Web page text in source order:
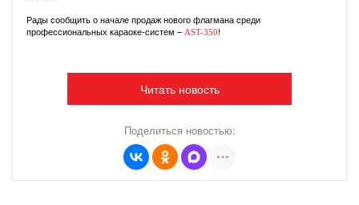
Рады сообщить о начале продаж нового флагмана среди
профессиональных караоке-систем – AST-350!
Читать новость
Поделиться новостью: